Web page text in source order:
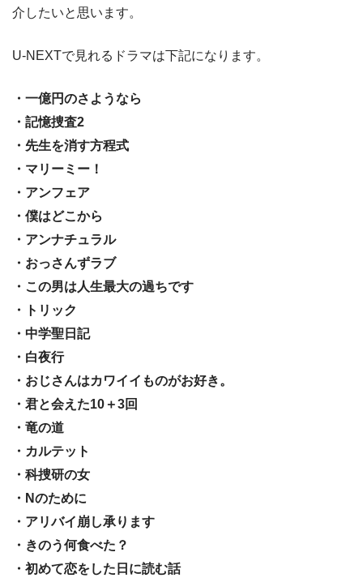
介したいと思います。
U-NEXTで見れるドラマは下記になります。
・一億円のさようなら
・記憶捜査2
・先生を消す方程式
・マリーミー！
・アンフェア
・僕はどこから
・アンナチュラル
・おっさんずラブ
・この男は人生最大の過ちです
・トリック
・中学聖日記
・白夜行
・おじさんはカワイイものがお好き。
・君と会えた10＋3回
・竜の道
・カルテット
・科捜研の女
・Nのために
・アリバイ崩し承ります
・きのう何食べた？
・初めて恋をした日に読む話